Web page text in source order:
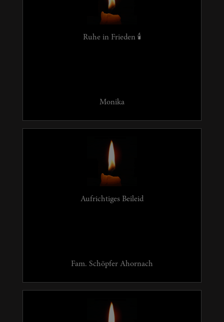
Ruhe in Frieden 🕯️
Monika
Aufrichtiges Beileid
Fam. Schöpfer Ahornach